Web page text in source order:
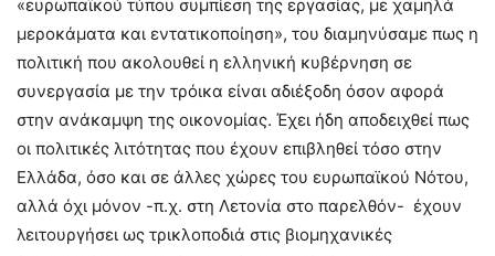
«ευρωπαϊκού τύπου συμπίεση της εργασίας, με χαμηλά
μεροκάματα και εντατικοποίηση», του διαμηνύσαμε πως η
πολιτική που ακολουθεί η ελληνική κυβέρνηση σε
συνεργασία με την τρόικα είναι αδιέξοδη όσον αφορά
στην ανάκαμψη της οικονομίας. Έχει ήδη αποδειχθεί πως
οι πολιτικές λιτότητας που έχουν επιβληθεί τόσο στην
Ελλάδα, όσο και σε άλλες χώρες του ευρωπαϊκού Νότου,
αλλά όχι μόνον -π.χ. στη Λετονία στο παρελθόν- έχουν
λειτουργήσει ως τρικλοποδιά στις βιομηχανικές